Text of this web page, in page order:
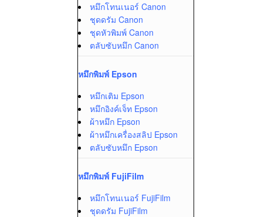
หมึกโทนเนอร์ Canon
ชุดดรัม Canon
ชุดหัวพิมพ์ Canon
ตลับซับหมึก Canon
หมึกพิมพ์ Epson
หมึกเติม Epson
หมึกอิงค์เจ็ท Epson
ผ้าหมึก Epson
ผ้าหมึกเครื่องสลิป Epson
ตลับซับหมึก Epson
หมึกพิมพ์ FujiFilm
หมึกโทนเนอร์ FujiFilm
ชุดดรัม FujiFilm